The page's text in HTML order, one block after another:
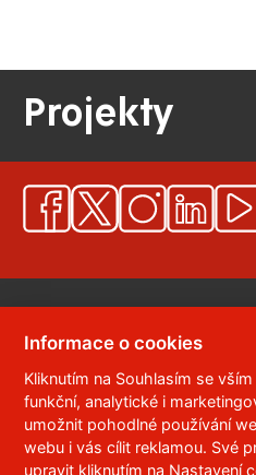
Projekty
© 2023 Univerzita
532 10 Pardubice 2
Telefon: 466 036 111,
Informace o cookies
Kliknutím na Souhlasím se
funkční, analytické i
umožnit pohodlné používání
webu i vás cílit reklamou. Své
upravit kliknutím na Nastavení